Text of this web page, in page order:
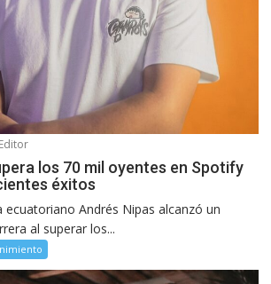
Editor
los 70 mil oyentes en Spotify
éxitos
ecuatoriano Andrés Nipas alcanzó un
al superar los...